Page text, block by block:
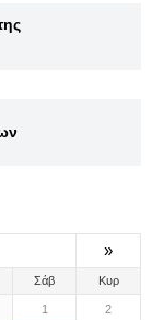
»
Σάβ Κυρ
1 2